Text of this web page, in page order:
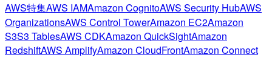
AWS特集AWS IAMAmazon CognitoAWS Security HubAWS
OrganizationsAWS Control TowerAmazon EC2Amazon
S3S3 TablesAWS CDKAmazon QuickSightAmazon
RedshiftAWS AmplifyAmazon CloudFrontAmazon Connect